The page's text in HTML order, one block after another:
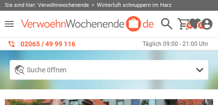
Sie sind hier: Verwöhnwochenende Winterluft schnuppern im Harz
0 0
02065 / 49 ‌99 116 Täglich 09:00 - 21:00 Uhr
Suche öffnen